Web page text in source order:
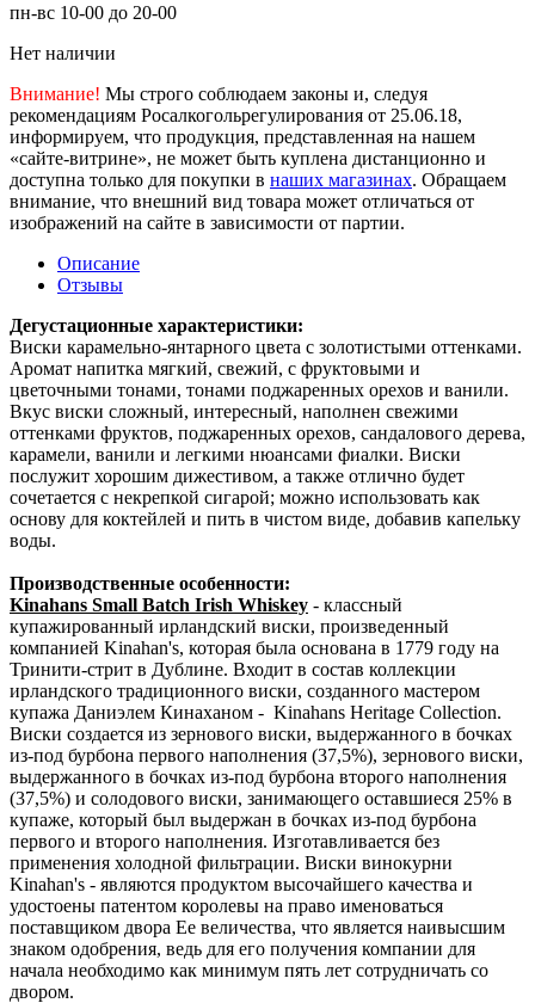
пн-вс 10-00 до 20-00
Нет наличии
Внимание! Мы строго соблюдаем законы и, следуя
рекомендациям Росалкогольрегулирования от 25.06.18,
информируем, что продукция, представленная на нашем
«сайте-витрине», не может быть куплена дистанционно и
доступна только для покупки в наших магазинах. Обращаем
внимание, что внешний вид товара может отличаться от
изображений на сайте в зависимости от партии.
Описание
Отзывы
Дегустационные характеристики:
Виски карамельно-янтарного цвета с золотистыми оттенками.
Аромат напитка мягкий, свежий, с фруктовыми и
цветочными тонами, тонами поджаренных орехов и ванили.
Вкус виски сложный, интересный, наполнен свежими
оттенками фруктов, поджаренных орехов, сандалового дерева,
карамели, ванили и легкими нюансами фиалки. Виски
послужит хорошим дижестивом, а также отлично будет
сочетается с некрепкой сигарой; можно использовать как
основу для коктейлей и пить в чистом виде, добавив капельку
воды.
Производственные особенности:
Kinahans Small Batch Irish Whiskey - классный
купажированный ирландский виски, произведенный
компанией Kinahan's, которая была основана в 1779 году на
Тринити-стрит в Дублине. Входит в состав коллекции
ирландского традиционного виски, созданного мастером
купажа Даниэлем Кинаханом - Kinahans Heritage Collection.
Виски создается из зернового виски, выдержанного в бочках
из-под бурбона первого наполнения (37,5%), зернового виски,
выдержанного в бочках из-под бурбона второго наполнения
(37,5%) и солодового виски, занимающего оставшиеся 25% в
купаже, который был выдержан в бочках из-под бурбона
первого и второго наполнения. Изготавливается без
применения холодной фильтрации. Виски винокурни
Kinahan's - являются продуктом высочайшего качества и
удостоены патентом королевы на право именоваться
поставщиком двора Ее величества, что является наивысшим
знаком одобрения, ведь для его получения компании для
начала необходимо как минимум пять лет сотрудничать со
двором.